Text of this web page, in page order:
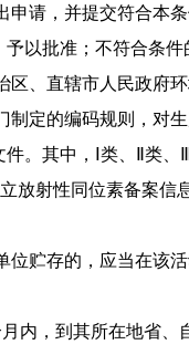
申请，并提交符合本
以批准；不符合条
区、直辖市人民政府
制定的编码规则，对
。其中，Ⅰ类、Ⅱ类、
放射性同位素备案信
位贮存的，应当在该
内，到其所在地省、